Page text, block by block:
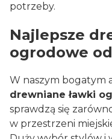
potrzeby.
Najlepsze
ogrodowe
W naszym bogatym
drewniane ławki
sprawdzą się
w przestrzeni